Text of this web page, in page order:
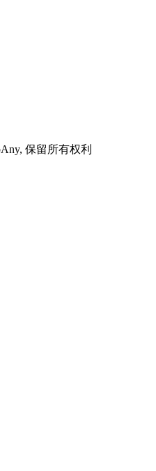
保留所有权利